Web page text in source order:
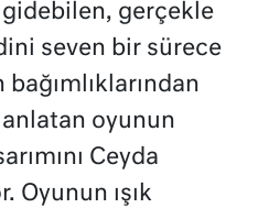
gidebilen, gerçekle
seven bir sürece
bağımlıklarından
oyunun
Ceyda
Oyunun ışık